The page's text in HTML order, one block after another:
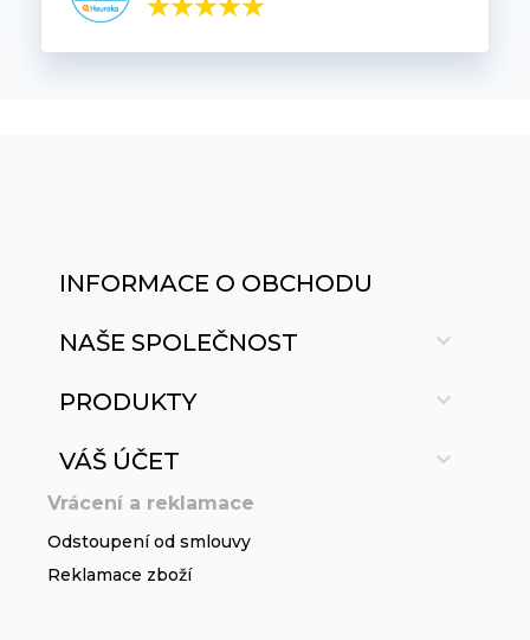
INFORMACE O OBCHODU
NAŠE SPOLEČNOST 
PRODUKTY 
VÁŠ ÚČET 
Vrácení a reklamace
Odstoupení od smlouvy
Reklamace zboží